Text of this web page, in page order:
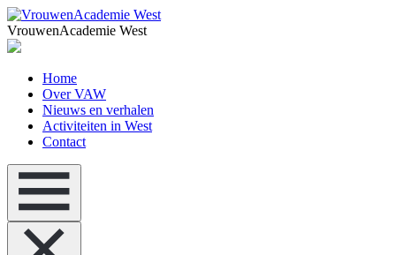
VrouwenAcademie West
Home
Over VAW
Nieuws en verhalen
Activiteiten in West
Contact